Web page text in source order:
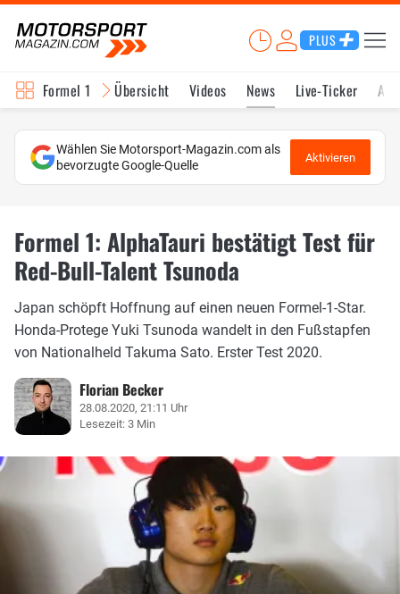
PLUS
Formel 1 Übersicht Videos News Live-Ticker
Wählen Sie Motorsport-Magazin.com als
bevorzugte Google-Quelle
Aktivieren
Formel 1: AlphaTauri bestätigt Test für
Red-Bull-Talent Tsunoda
Japan schöpft Hoffnung auf einen neuen Formel-1-Star.
Honda-Protege Yuki Tsunoda wandelt in den Fußstapfen
von Nationalheld Takuma Sato. Erster Test 2020.
Florian Becker
28.08.2020, 21:11 Uhr
Lesezeit: 3 Min